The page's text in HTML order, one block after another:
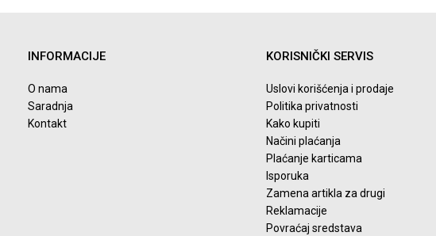
INFORMACIJE
O nama
Saradnja
Kontakt
KORISNIČKI SERVIS
Uslovi korišćenja i prodaje
Politika privatnosti
Kako kupiti
Načini plaćanja
Plaćanje karticama
Isporuka
Zamena artikla za drugi
Reklamacije
Povraćaj sredstava